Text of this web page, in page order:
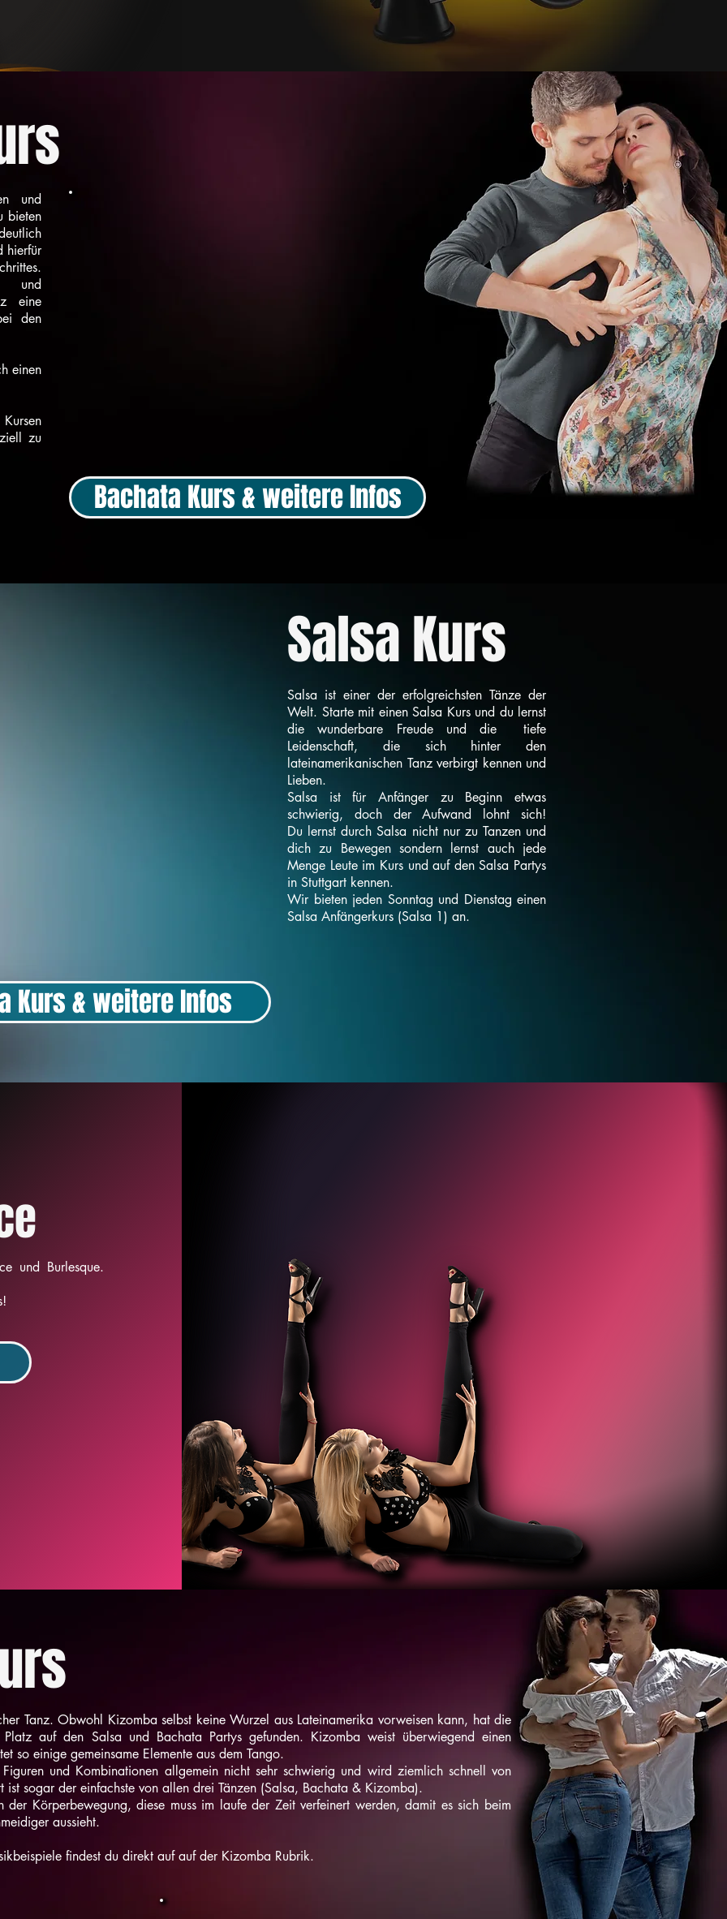
und
bieten
hierfür
und
eine
den
einen
zu
Bachata Kurs & weitere Infos
Salsa Kurs
Salsa ist einer der erfolgreichsten Tänze der
Welt. Starte mit einen Salsa Kurs und du lernst
die wunderbare Freude und die tiefe
Leidenschaft, die sich hinter den
lateinamerikanischen Tanz verbirgt kennen und
Lieben.
Salsa ist für Anfänger zu Beginn etwas
schwierig, doch der Aufwand lohnt sich!
Du lernst durch Salsa nicht nur zu Tanzen und
dich zu Bewegen sondern lernst auch jede
Menge Leute im Kurs und auf den Salsa Partys
in Stuttgart kennen.
Wir bieten jeden Sonntag und Dienstag einen
Salsa Anfängerkurs (Salsa 1) an.
Kurs & weitere Infos
und Burlesque.
Tanz. Obwohl Kizomba selbst keine Wurzel aus Lateinamerika vorweisen kann, hat die
auf den Salsa und Bachata Partys gefunden. Kizomba weist überwiegend einen
so einige gemeinsame Elemente aus dem Tango.
und Kombinationen allgemein nicht sehr schwierig und wird ziemlich schnell von
ist sogar der einfachste von allen drei Tänzen (Salsa, Bachata & Kizomba).
Körperbewegung, diese muss im laufe der Zeit verfeinert werden, damit es sich beim
aussieht.
findest du direkt auf auf der Kizomba Rubrik.